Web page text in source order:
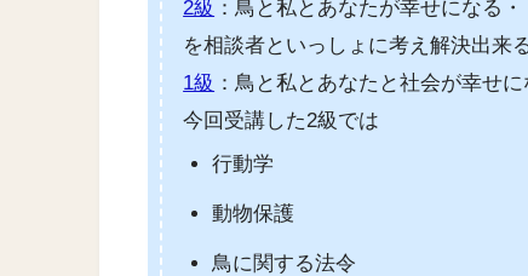
2級 ：鳥と私とあなたが幸せになる
を相談者といっしょに考え解決出来
1級 ：鳥と私とあなたと社会が幸せ
今回受講した2級では
行動学
動物保護
鳥に関する法令